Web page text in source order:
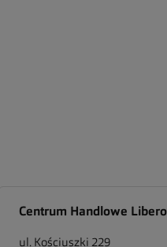
Centrum Handlowe Libero
ul. Kościuszki 229